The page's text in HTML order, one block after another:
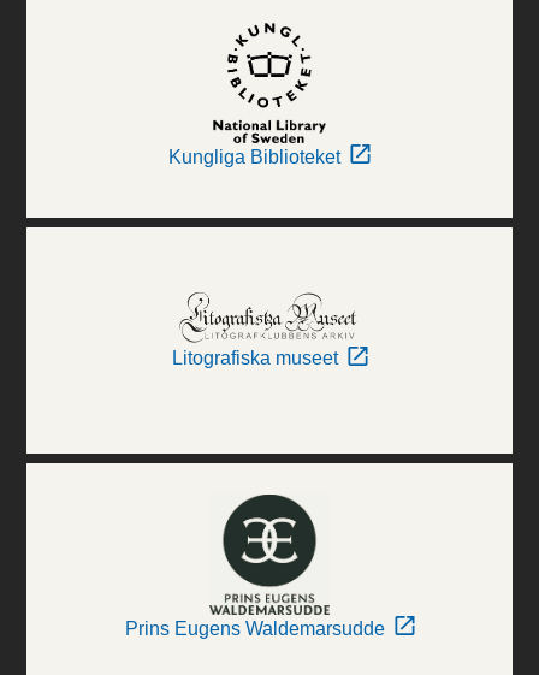
Kungliga Biblioteket
Litografiska museet
Prins Eugens Waldemarsudde